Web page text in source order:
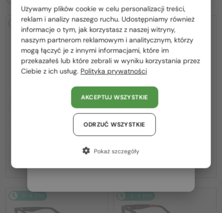
2-4 DNI
Z SOCZEWKĄ MONOFOKALNĄ
Salvatore Ferragamo
2-4 DNI
Z SOCZEWKĄ MONOFOKALNĄ
Salvatore Ferragamo
2-4 DNI 2-4 DNI
Proszę wybierz z listy odpowiedni dla Ciebie kraj:
Polska / PL
România / RO
Magyarország / HU
United Arab Emirates / EN
Austria / AT
Niemcy / DE
Używamy plików cookie w celu personalizacji treści,
reklam i analizy naszego ruchu. Udostępniamy również
informacje o tym, jak korzystasz z naszej witryny,
naszym partnerom reklamowym i analitycznym, którzy
mogą łączyć je z innymi informacjami, które im
przekazałeś lub które zebrali w wyniku korzystania przez
Ciebie z ich usług. Polityka prywatności
AKCEPTUJ WSZYSTKIE
ODRZUĆ WSZYSTKIE
Pokaż szczegóły